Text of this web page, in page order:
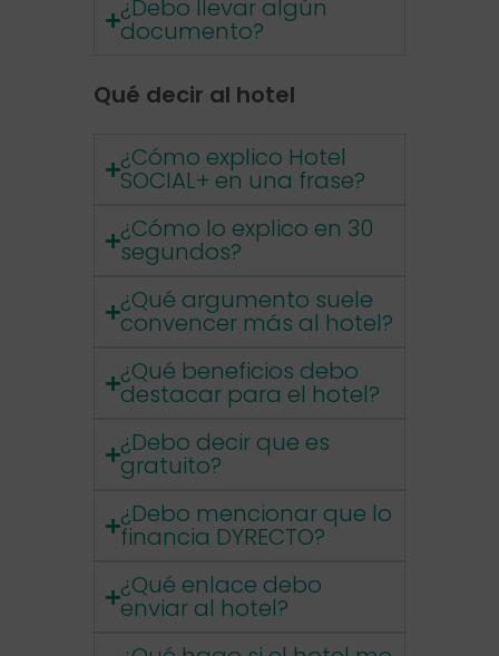
¿Debo llevar algún
documento?
Qué decir al hotel
¿Cómo explico Hotel
SOCIAL+ en una frase?
¿Cómo lo explico en 30
segundos?
¿Qué argumento suele
convencer más al hotel?
¿Qué beneficios debo
destacar para el hotel?
¿Debo decir que es
gratuito?
¿Debo mencionar que lo
financia DYRECTO?
¿Qué enlace debo
enviar al hotel?